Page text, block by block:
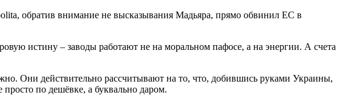
обратив внимание не высказывания Мадьяра, прямо обвинил ЕС в
истину – заводы работают не на моральном пафосе, а на энергии. А счета
Они действительно рассчитывают на то, что, добившись руками Украины,
по дешёвке, а буквально даром.